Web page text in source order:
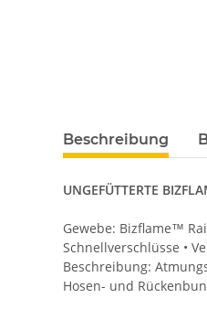
Beschreibung
UNGEFÜTTERTE
Gewebe: Bizflame™
Schnellverschlüsse •
Beschreibung:
Hosen- und